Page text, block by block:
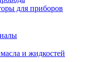
для приборов
и жидкостей